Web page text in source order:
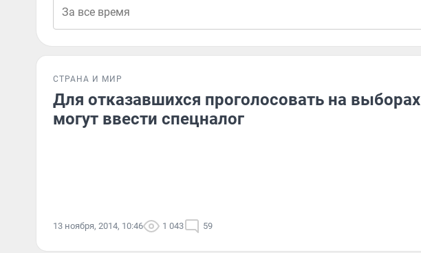
СТРАНА И МИР
Для отказавшихся проголосовать на выборах
могут ввести спецналог
13 ноября, 2014, 10:46 1 043 59